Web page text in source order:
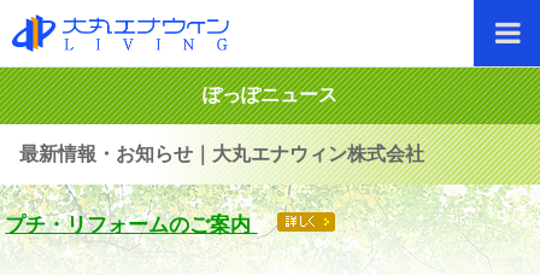
ぽっぽニュース
最新情報・お知らせ｜大丸エナウィン株式会社
プチ・リフォームのご案内